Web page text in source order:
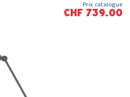
Prix catalogue
CHF 739.00